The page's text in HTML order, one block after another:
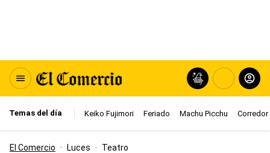
Temas del día Keiko Fujimori Feriado Machu Picchu Corredor
El Comercio · Luces · Teatro